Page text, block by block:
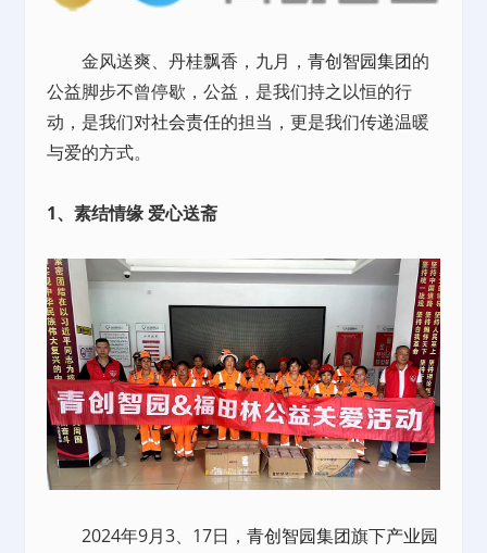
金风送爽、丹桂飘香，九月，青创智园集团的
公益脚步不曾停歇，公益，是我们持之以恒的行
动，是我们对社会责任的担当，更是我们传递温暖
与爱的方式。
1、素结情缘 爱心送斋
2024年9月3、17日，青创智园集团旗下产业园